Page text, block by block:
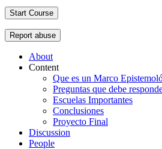
Start Course
Report abuse
About
Content
Que es un Marco
Preguntas que debe
Escuelas Importantes
Conclusiones
Proyecto Final
Discussion
People